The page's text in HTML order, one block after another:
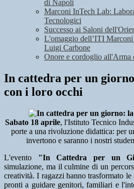
di Napoli
Marconi InTech Lab:
Tecnologici
Successo ai Saloni
L'omaggio dell’ITI
Luigi Carbone
Onore e cordoglio all'Arma
In cattedra per un
con i loro occhi
Sabato 18 aprile, l'Istituto Tecnico
porte a una rivoluzione didattica: per
invertono e saranno i nostri
L'evento "In Cattedra per un
simulazione, ma il culmine di un
creatività. I ragazzi hanno trasformato
pronti a guidare genitori, familiari e